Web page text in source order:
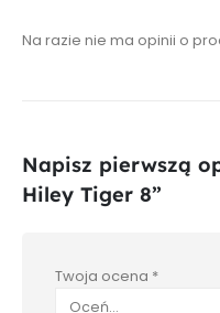
Na razie nie ma opinii o
Napisz pierwszą
Hiley Tiger 8”
Twoja ocena *